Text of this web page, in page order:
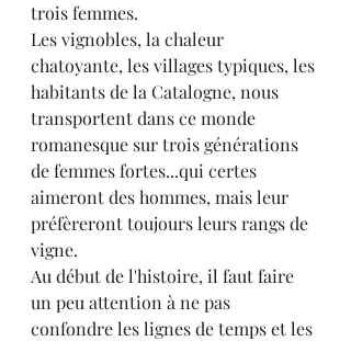
trois femmes.
Les vignobles, la chaleur
chatoyante, les villages typiques, les
habitants de la Catalogne, nous
transportent dans ce monde
romanesque sur trois générations
de femmes fortes...qui certes
aimeront des hommes, mais leur
préfèreront toujours leurs rangs de
vigne.
Au début de l'histoire, il faut faire
un peu attention à ne pas
confondre les lignes de temps et les